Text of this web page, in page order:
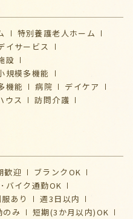
特別養護老人ホーム
イサービス
設
規模多機能
機能 病院
デイケア
ウス
訪問介護
歓迎
ブランクOK
バイク通勤OK
あり
週3日以内
のみ
短期(3か月以内)OK